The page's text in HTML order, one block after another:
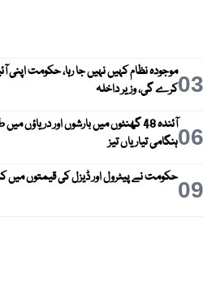
03موجودہ نظام کہیں نہیں جا رہا، حکومت
کرے گی، وزیر داخلہ
06
آئندہ 48 گھنٹوں میں بارشوں اور دریاؤں
ہنگامی تیاریاں تیز
09حکومت نے پیٹرول اور ڈیزل کی قیمتوں میں